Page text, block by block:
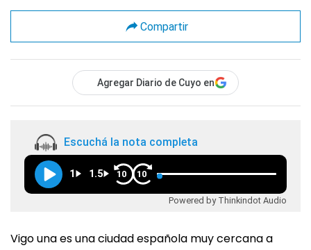
Compartir
Agregar Diario de Cuyo en
Escuchá la nota completa
1 1.5 10 10
Powered by Thinkindot Audio
Vigo una es una ciudad española muy cercana a